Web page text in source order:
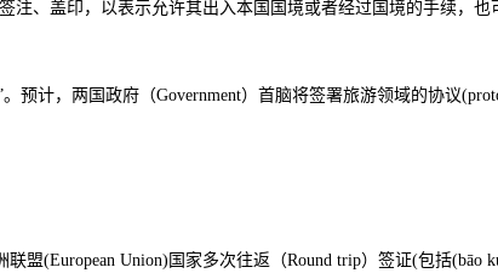
、盖印，以表示允许其出入本国国境或者经过国境的手续，也
预计，两国政府（Government）首脑将签署旅游领域的协议
(European Union)国家多次往返（Round trip）签证(包括(bāo